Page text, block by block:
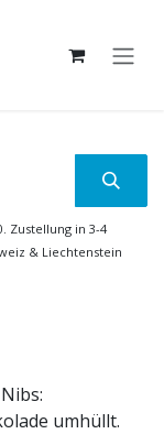
Zustellung in 3-4
& Liechtenstein
umhüllt.